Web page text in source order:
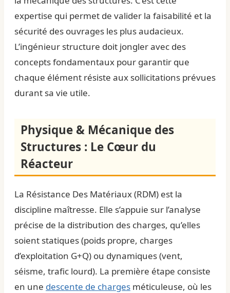
expertise qui permet de valider la faisabilité et la
sécurité des ouvrages les plus audacieux.
L’ingénieur structure doit jongler avec des
concepts fondamentaux pour garantir que
chaque élément résiste aux sollicitations prévues
durant sa vie utile.
Physique & Mécanique des
Structures : Le Cœur du
Réacteur
La Résistance Des Matériaux (RDM) est la
discipline maîtresse. Elle s’appuie sur l’analyse
précise de la distribution des charges, qu’elles
soient statiques (poids propre, charges
d’exploitation G+Q) ou dynamiques (vent,
séisme, trafic lourd). La première étape consiste
en une descente de charges méticuleuse, où les